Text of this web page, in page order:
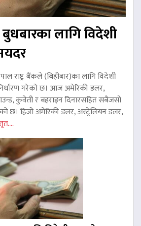
लागि विदेशी
राष्ट्र बैंकले (बिहीबार)का लागि विदेशी
गरेको छ। आज अमेरिकी डलर,
कुवेती र बहराइन दिनारसहित सबैजसो
छ। हिजो अमेरिकी डलर, अस्ट्रेलियन डलर,